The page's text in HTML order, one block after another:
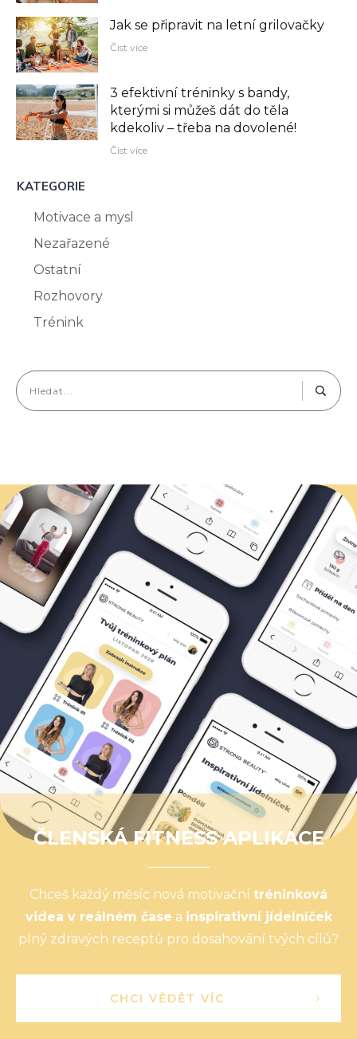
Jak se připravit na letní grilovačky
Číst více
3 efektivní tréninky s bandy,
kterými si můžeš dát do těla
kdekoliv –⁠ třeba na dovolené!
Číst více
KATEGORIE
Motivace a mysl
Nezařazené
Ostatní
Rozhovory
Trénink
ČLENSKÁ FITNESS APLIKACE
Chceš každý měsíc nová motivační tréninková
videa v reálném čase a inspirativní jídelníček
plný zdravých receptů pro dosahování tvých cílů?
CHCI VĚDĚT VÍC